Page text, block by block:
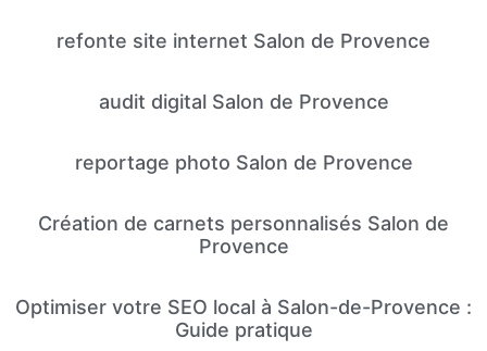
refonte site internet Salon de Provence
audit digital Salon de Provence
reportage photo Salon de Provence
Création de carnets personnalisés Salon de
Provence
Optimiser votre SEO local à Salon-de-Provence :
Guide pratique